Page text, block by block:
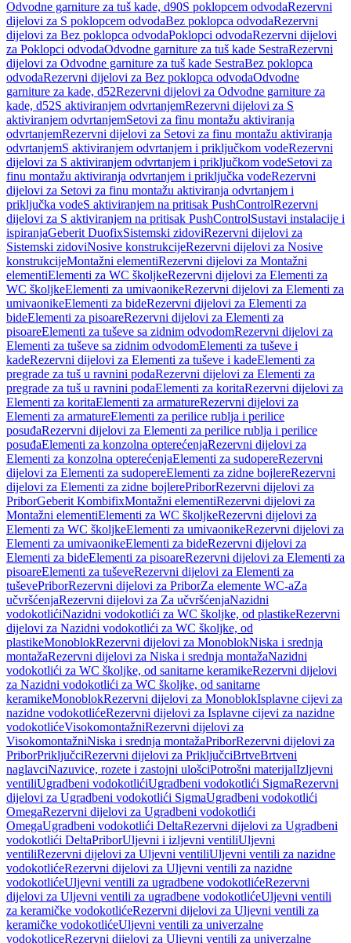
Odvodne garniture za tuš kade, d90S poklopcem odvodaRezervni
dijelovi za S poklopcem odvodaBez poklopca odvodaRezervni
dijelovi za Bez poklopca odvodaPoklopci odvodaRezervni dijelovi
za Poklopci odvodaOdvodne garniture za tuš kade SestraRezervni
dijelovi za Odvodne garniture za tuš kade SestraBez poklopca
odvodaRezervni dijelovi za Bez poklopca odvodaOdvodne
garniture za kade, d52Rezervni dijelovi za Odvodne garniture za
kade, d52S aktiviranjem odvrtanjemRezervni dijelovi za S
aktiviranjem odvrtanjemSetovi za finu montažu aktiviranja
odvrtanjemRezervni dijelovi za Setovi za finu montažu aktiviranja
odvrtanjemS aktiviranjem odvrtanjem i priključkom vodeRezervni
dijelovi za S aktiviranjem odvrtanjem i priključkom vodeSetovi za
finu montažu aktiviranja odvrtanjem i priključka vodeRezervni
dijelovi za Setovi za finu montažu aktiviranja odvrtanjem i
priključka vodeS aktiviranjem na pritisak PushControlRezervni
dijelovi za S aktiviranjem na pritisak PushControlSustavi instalacije i
ispiranjaGeberit DuofixSistemski zidoviRezervni dijelovi za
Sistemski zidoviNosive konstrukcijeRezervni dijelovi za Nosive
konstrukcijeMontažni elementiRezervni dijelovi za Montažni
elementiElementi za WC školjkeRezervni dijelovi za Elementi za
WC školjkeElementi za umivaonikeRezervni dijelovi za Elementi za
umivaonikeElementi za bideRezervni dijelovi za Elementi za
bideElementi za pisoareRezervni dijelovi za Elementi za
pisoareElementi za tuševe sa zidnim odvodomRezervni dijelovi za
Elementi za tuševe sa zidnim odvodomElementi za tuševe i
kadeRezervni dijelovi za Elementi za tuševe i kadeElementi za
pregrade za tuš u ravnini podaRezervni dijelovi za Elementi za
pregrade za tuš u ravnini podaElementi za koritaRezervni dijelovi za
Elementi za koritaElementi za armatureRezervni dijelovi za
Elementi za armatureElementi za perilice rublja i perilice
posuđaRezervni dijelovi za Elementi za perilice rublja i perilice
posuđaElementi za konzolna opterećenjaRezervni dijelovi za
Elementi za konzolna opterećenjaElementi za sudopereRezervni
dijelovi za Elementi za sudopereElementi za zidne bojlereRezervni
dijelovi za Elementi za zidne bojlerePriborRezervni dijelovi za
PriborGeberit KombifixMontažni elementiRezervni dijelovi za
Montažni elementiElementi za WC školjkeRezervni dijelovi za
Elementi za WC školjkeElementi za umivaonikeRezervni dijelovi za
Elementi za umivaonikeElementi za bideRezervni dijelovi za
Elementi za bideElementi za pisoareRezervni dijelovi za Elementi za
pisoareElementi za tuševeRezervni dijelovi za Elementi za
tuševePriborRezervni dijelovi za PriborZa elemente WC-aZa
učvršćenjaRezervni dijelovi za Za učvršćenjaNazidni
vodokotlićiNazidni vodokotlići za WC školjke, od plastikeRezervni
dijelovi za Nazidni vodokotlići za WC školjke, od
plastikeMonoblokRezervni dijelovi za MonoblokNiska i srednja
montažaRezervni dijelovi za Niska i srednja montažaNazidni
vodokotlići za WC školjke, od sanitarne keramikeRezervni dijelovi
za Nazidni vodokotlići za WC školjke, od sanitarne
keramikeMonoblokRezervni dijelovi za MonoblokIsplavne cijevi za
nazidne vodokotlićeRezervni dijelovi za Isplavne cijevi za nazidne
vodokotlićeVisokomontažniRezervni dijelovi za
VisokomontažniNiska i srednja montažaPriborRezervni dijelovi za
PriborPriključciRezervni dijelovi za PriključciBrtveBrtveni
naglavciNazuvice, rozete i zastojni ulošciPotrošni materijalIzljevni
ventiliUgradbeni vodokotlićiUgradbeni vodokotlići SigmaRezervni
dijelovi za Ugradbeni vodokotlići SigmaUgradbeni vodokotlići
OmegaRezervni dijelovi za Ugradbeni vodokotlići
OmegaUgradbeni vodokotlići DeltaRezervni dijelovi za Ugradbeni
vodokotlići DeltaPriborUljevni i izljevni ventiliUljevni
ventiliRezervni dijelovi za Uljevni ventiliUljevni ventili za nazidne
vodokotlićeRezervni dijelovi za Uljevni ventili za nazidne
vodokotlićeUljevni ventili za ugradbene vodokotlićeRezervni
dijelovi za Uljevni ventili za ugradbene vodokotlićeUljevni ventili
za keramičke vodokotlićeRezervni dijelovi za Uljevni ventili za
keramičke vodokotlićeUljevni ventili za univerzalne
vodokotliceRezervni dijelovi za Uljevni ventili za univerzalne